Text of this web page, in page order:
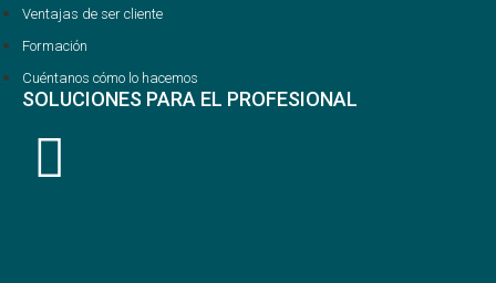
Ventajas de ser cliente
Formación
Cuéntanos cómo lo hacemos
SOLUCIONES PARA EL PROFESIONAL